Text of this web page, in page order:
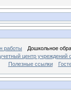
работы
Дошкольное
центр учреждений
Полезные ссылки